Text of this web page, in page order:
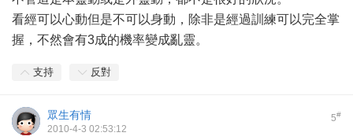
看經可以心動但是不可以身動，除非是經過訓練可以完全掌
握，不然會有3成的機率變成亂靈。
支持 反對
5#
眾生有情
2010-4-3 02:53:12